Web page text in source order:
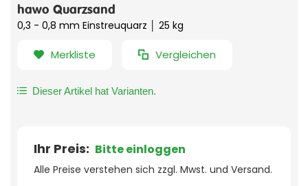
hawo Quarzsand
0,3 - 0,8 mm Einstreuquarz │ 25 kg
Merkliste Vergleichen
Dieser Artikel hat Varianten.
Ihr Preis: Bitte einloggen
Alle Preise verstehen sich zzgl. Mwst. und Versand.